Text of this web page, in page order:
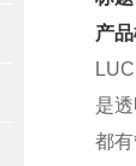
产
是
都